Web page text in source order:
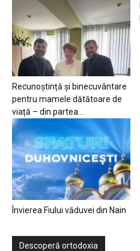
Recunoștință și binecuvântare
pentru mamele dătătoare de
viață – din partea...
Învierea Fiului văduvei din Nain
Descoperă ortodoxia